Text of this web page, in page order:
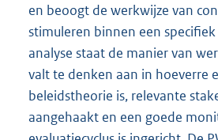
en beoogt de werkwijze van
stimuleren binnen een
analyse staat de manier van
valt te denken aan in hoeverre
beleidstheorie is, relevante
aangehaakt en een goede